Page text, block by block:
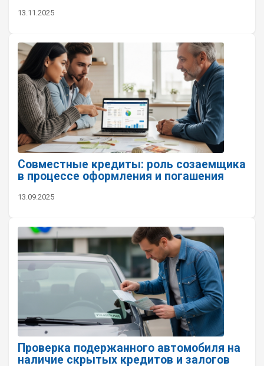
13.11.2025
Совместные кредиты: роль созаемщика
в процессе оформления и погашения
13.09.2025
Проверка подержанного автомобиля на
наличие скрытых кредитов и залогов